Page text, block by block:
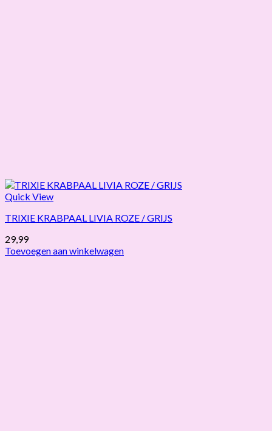
Quick View
TRIXIE KRABPAAL LIVIA ROZE / GRIJS
29,99
Toevoegen aan winkelwagen